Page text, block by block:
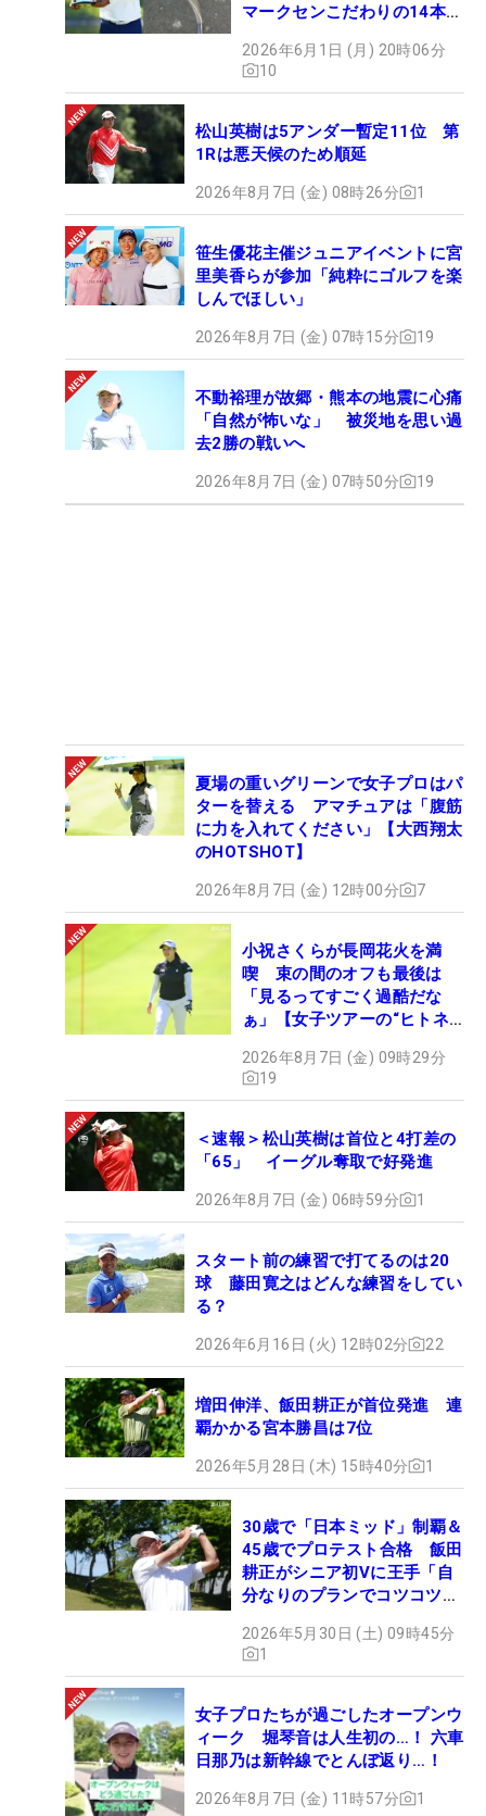
マークセンこだわりの14本
2026年6月1日 (月) 20時06分
10
松山英樹は5アンダー暫定11位 第
1Rは悪天候のため順延
2026年8月7日 (金) 08時26分 1
笹生優花主催ジュニアイベントに宮
里美香らが参加「純粋にゴルフを楽
しんでほしい」
2026年8月7日 (金) 07時15分 19
不動裕理が故郷・熊本の地震に心痛
「自然が怖いな」 被災地を思い過
去2勝の戦いへ
2026年8月7日 (金) 07時50分 19
夏場の重いグリーンで女子プロはパ
ターを替える アマチュアは「腹筋
に力を入れてください」【大西翔太
のHOTSHOT】
2026年8月7日 (金) 12時00分 7
小祝さくらが長岡花火を満
喫 束の間のオフも最後は
「見るってすごく過酷だな
ぁ」【女子ツアーの“ヒトネ
2026年8月7日 (金) 09時29分
19
＜速報＞松山英樹は首位と4打差の
「65」 イーグル奪取で好発進
2026年8月7日 (金) 06時59分 1
スタート前の練習で打てるのは20
球 藤田寛之はどんな練習をしてい
る？
2026年6月16日 (火) 12時02分 22
増田伸洋、飯田耕正が首位発進 連
覇かかる宮本勝昌は7位
2026年5月28日 (木) 15時40分 1
30歳で「日本ミッド」制覇＆
45歳でプロテスト合格 飯田
耕正がシニア初Vに王手「自
分なりのプランでコツコツ
2026年5月30日 (土) 09時45分
1
女子プロたちが過ごしたオープンウ
ィーク 堀琴音は人生初の…！ 六車
日那乃は新幹線でとんぼ返り…！
2026年8月7日 (金) 11時57分 1